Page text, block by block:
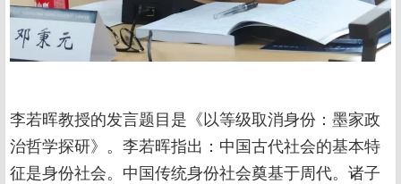
李若晖教授的发言题目是《以等级取消身份：墨家政
治哲学探研》。李若晖指出：中国古代社会的基本特
征是身份社会。中国传统身份社会奠基于周代。诸子